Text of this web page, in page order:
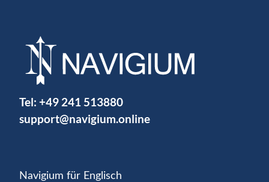
Tel: +49 241 513880
support@navigium.online
Navigium für Englisch